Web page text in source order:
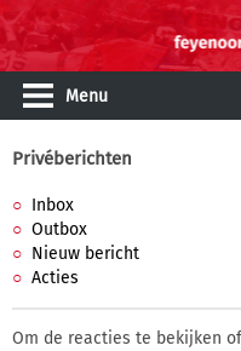
Menu
Privéberichten
Inbox
Outbox
Nieuw bericht
Acties
Om de reacties te bekijken